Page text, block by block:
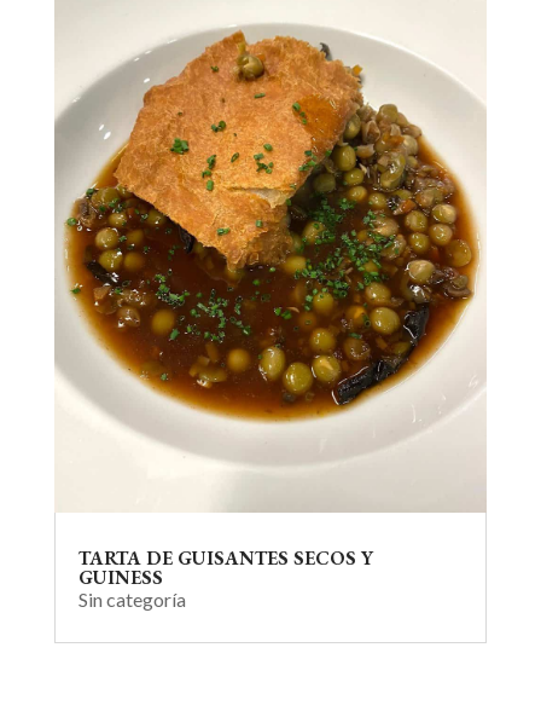
TARTA DE GUISANTES SECOS Y
GUINESS
Sin categoría